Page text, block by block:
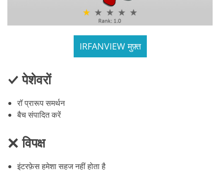
IRFANVIEW मुफ़्त
पेशेवरों
रॉ प्रारूप समर्थन
बैच संपादित करें
विपक्ष
इंटरफ़ेस हमेशा सहज नहीं होता है